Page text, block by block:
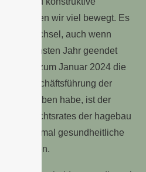
haben wir viel bewegt. Es
auch wenn
im nächsten Jahr geendet
bereits zum Januar 2024 die
der Geschäftsführung der
abgegeben habe, ist der
Aufsichtsrates der hagebau
zumal gesundheitliche
spielen.